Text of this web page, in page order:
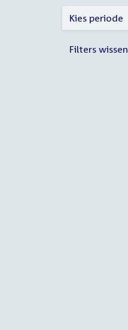
Kies periode
Filters wissen